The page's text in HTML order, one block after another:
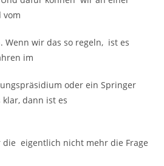
vom
Wenn wir das so regeln, ist es
im
oder ein Springer
dann ist es
eigentlich nicht mehr die Frage